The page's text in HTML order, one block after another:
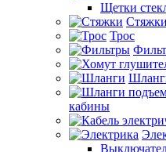
Щетки
Стяжки
Трос
кабины